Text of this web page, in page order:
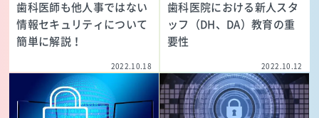
歯科医師も他人事ではない
情報セキュリティについて
簡単に解説！
2022.10.18
歯科医院における新人スタ
ッフ（DH、DA）教育の重
要性
2022.10.12